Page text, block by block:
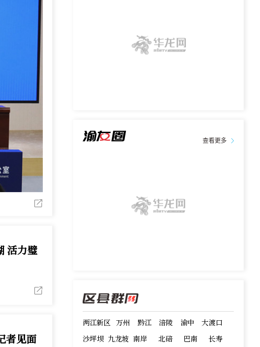
活力璧
湖 活力璧山”新篇章相关情况，并回答记者提问。
者见面
查看更多
两江新区 万州 黔江 涪陵 渝中
大渡口
沙坪坝 九龙坡 南岸 北碚 巴南
长寿